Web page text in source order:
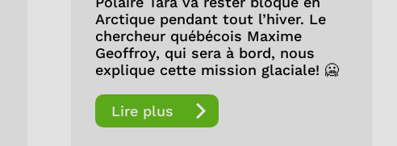
Arctique pendant tout l’hiver. Le
chercheur québécois Maxime
Geoffroy, qui sera à bord, nous
explique cette mission glaciale! 🥶
Lire plus